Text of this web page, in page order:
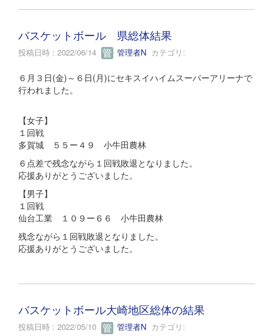
バスケットボール 県総体結果
投稿日時 : 2022/06/14 管理者N カテゴリ:
６月３日(金)～６日(月)にセキスイハイムスーパーアリーナで
行われました。
【女子】
１回戦
多賀城 ５５ー４９ 小牛田農林
６点差で残念ながら１回戦敗退となりました。
応援ありがとうございました。
【男子】
１回戦
仙台工業 １０９ー６６ 小牛田農林
残念ながら１回戦敗退となりました。
応援ありがとうございました。
バスケットボール大崎地区総体の結果
投稿日時 : 2022/05/10 管理者N カテゴリ: